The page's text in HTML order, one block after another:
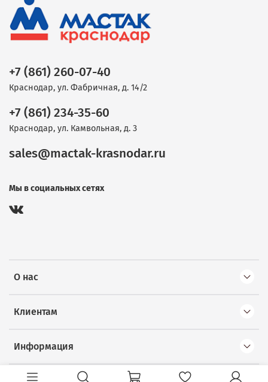
О нас
Клиентам
Информация
+7 (861) 260-07-40
Краснодар, ул. Фабричная, д. 14/2
+7 (861) 234-35-60
Краснодар, ул. Камвольная, д. 3
sales@mactak-krasnodar.ru
Мы в социальных сетях